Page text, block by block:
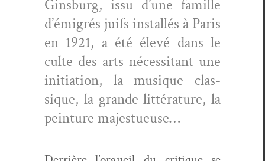
Gins­burg, issu d’une famille
d’émigrés juifs instal­lés à Paris
en 1921, a été élevé dans le
culte des arts néces­si­tant une
ini­ti­a­tion, la musique clas­
sique, la grande lit­téra­ture, la
pein­ture majestueuse…